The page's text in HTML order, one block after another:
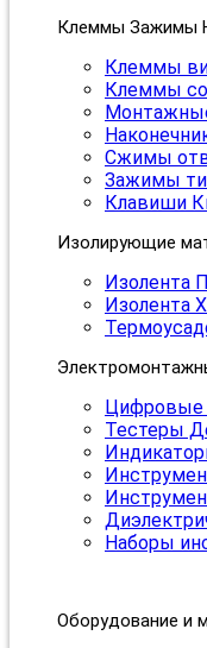
Клеммы Зажимы
Клеммы
Клеммы
Сжимы
Зажимы
Клавиши
Изолирующие
Изолента
Изолента
Цифровые
Тестеры
Наборы
Оборудование и